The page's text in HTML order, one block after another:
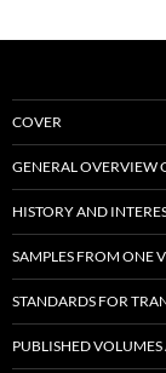
COVER
GENERAL OVERVIEW
HISTORY AND
SAMPLES FROM ONE
STANDARDS FOR
PUBLISHED